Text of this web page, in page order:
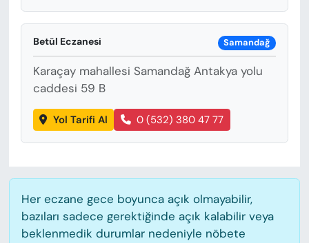
Betül Eczanesi Samandağ
Karaçay mahallesi Samandağ Antakya yolu
caddesi 59 B
Yol Tarifi Al 0 (532) 380 47 77
Her eczane gece boyunca açık olmayabilir,
bazıları sadece gerektiğinde açık kalabilir veya
beklenmedik durumlar nedeniyle nöbete
KÜLTÜR-SANAT
MAGAZİN
ÖZEL HABER
YAZAR KÖŞESİ
VAN VE DİYARBAKIR HABERLERİ